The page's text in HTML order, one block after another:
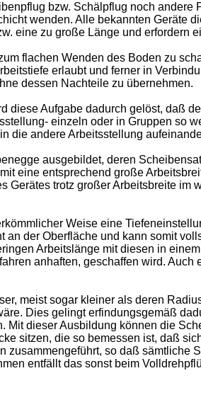
bzw. Schälpflug noch andere
wenden. Alle bekannten Geräte
eine zu große Länge und erfordern
flachen Wenden des Boden zu
erlaubt und ferner in
dessen Nachteile zu übernehmen.
Aufgabe dadurch gelöst, daß
einzeln oder in Gruppen so
die andere Arbeitsstellung
ausgebildet, deren
eine entsprechend große
trotz großer Arbeitsbreite
Weise eine
der Oberfläche und kann somit
Arbeitslänge mit diesen in
anhaften, geschaffen wird.
meist sogar kleiner als deren
Dies gelingt erfindungsgemäß
dieser Ausbildung können die
sitzen, die so bemessen ist, daß
so daß sämtliche
entfällt das sonst beim